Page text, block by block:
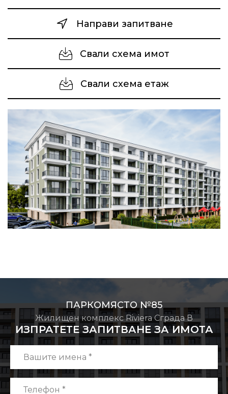
Направи запитване
Свали схема имот
Свали схема етаж
ПАРКОМЯСТО №85
Жилищен комплекс Riviera Сграда В
ИЗПРАТЕТЕ ЗАПИТВАНЕ ЗА ИМОТА